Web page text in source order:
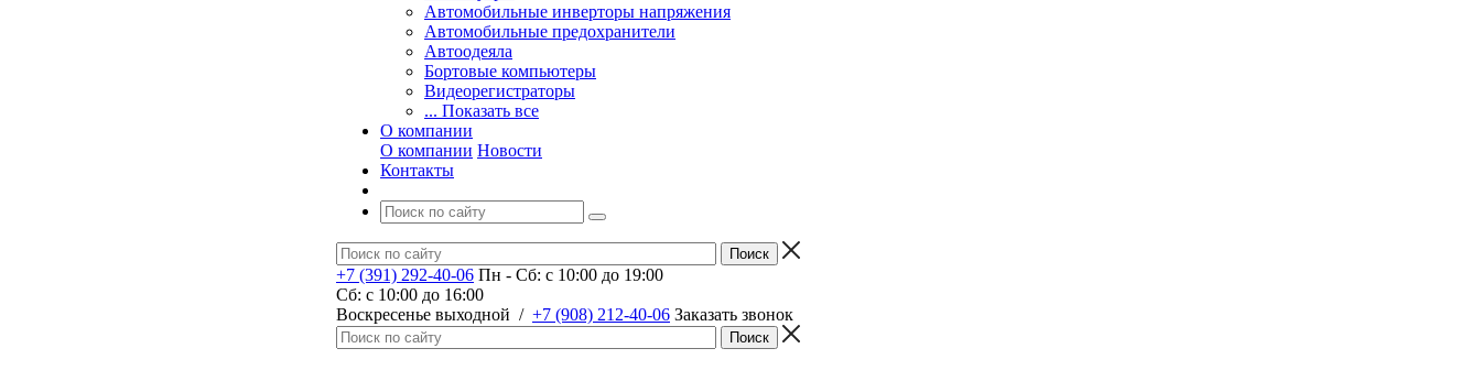
Автомобильные инверторы напряжения
Автомобильные предохранители
Автоодеяла
Бортовые компьютеры
Видеорегистраторы
... Показать все
О компании
О компании Новости
Контакты
+7 (391) 292-40-06 Пн - Сб: c 10:00 до 19:00
Сб: c 10:00 до 16:00
​Воскресенье выходной / +7 (908) 212-40-06 Заказать звонок